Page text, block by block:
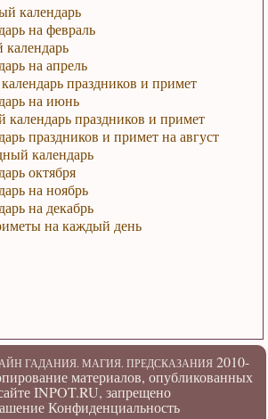
календарь
на февраль
на апрель
праздников и примет
на июнь
праздников и примет
праздников и примет на август
календарь
октября
на ноябрь
на декабрь
на каждый день
ГАДАНИЯ. МАГИЯ. ПРЕДСКАЗАНИЯ2010-
материалов, опубликованных
INPOT.RU, запрещено
Конфиденциальность